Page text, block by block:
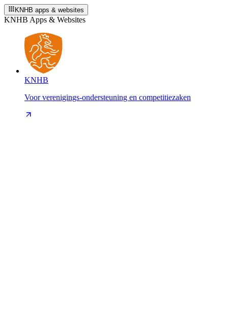
KNHB apps & websites
KNHB Apps & Websites
KNHB
Voor verenigings-ondersteuning en competitiezaken